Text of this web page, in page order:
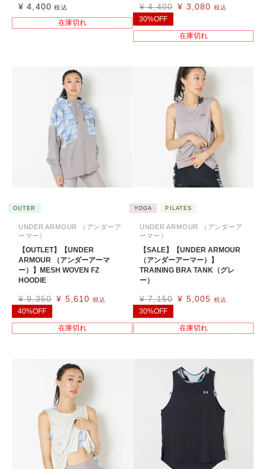
¥ 4,400 税込
在庫切れ
¥ 4,400 ¥ 3,080 税込
30%OFF
在庫切れ
OUTER
UNDER ARMOUR （アンダーア
ーマー）
【OUTLET】【UNDER
ARMOUR （アンダーアーマ
ー）】MESH WOVEN FZ
HOODIE
¥ 9,350 ¥ 5,610 税込
40%OFF
在庫切れ
YOGA PILATES
UNDER ARMOUR （アンダーア
ーマー）
【SALE】【UNDER ARMOUR
（アンダーアーマー）】
TRAINING BRA TANK（グレ
ー）
¥ 7,150 ¥ 5,005 税込
30%OFF
在庫切れ